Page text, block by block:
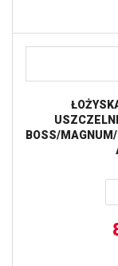
BOSS/